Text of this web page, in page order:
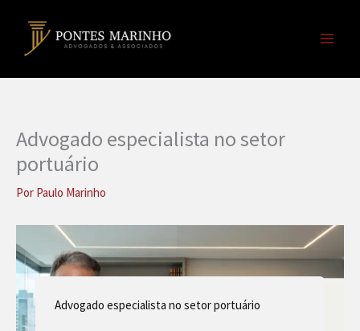
Advogado especialista no setor
portuário
Por Paulo Marinho
Advogado especialista no setor portuário